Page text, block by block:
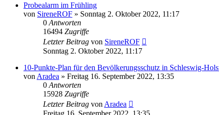
Probealarm im Frühling
von SireneROF » Sonntag 2. Oktober 2022, 11:17
0 Antworten
16494 Zugriffe
Letzter Beitrag von SireneROF
Sonntag 2. Oktober 2022, 11:17
10-Punkte-Plan für den Bevölkerungsschutz in Schleswig-
von Aradea » Freitag 16. September 2022, 13:35
0 Antworten
15928 Zugriffe
Letzter Beitrag von Aradea
Freitag 16. September 2022, 13:35